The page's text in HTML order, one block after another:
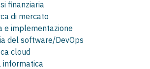
finanziaria
di mercato
e implementazione
del software/DevOps
cloud
informatica